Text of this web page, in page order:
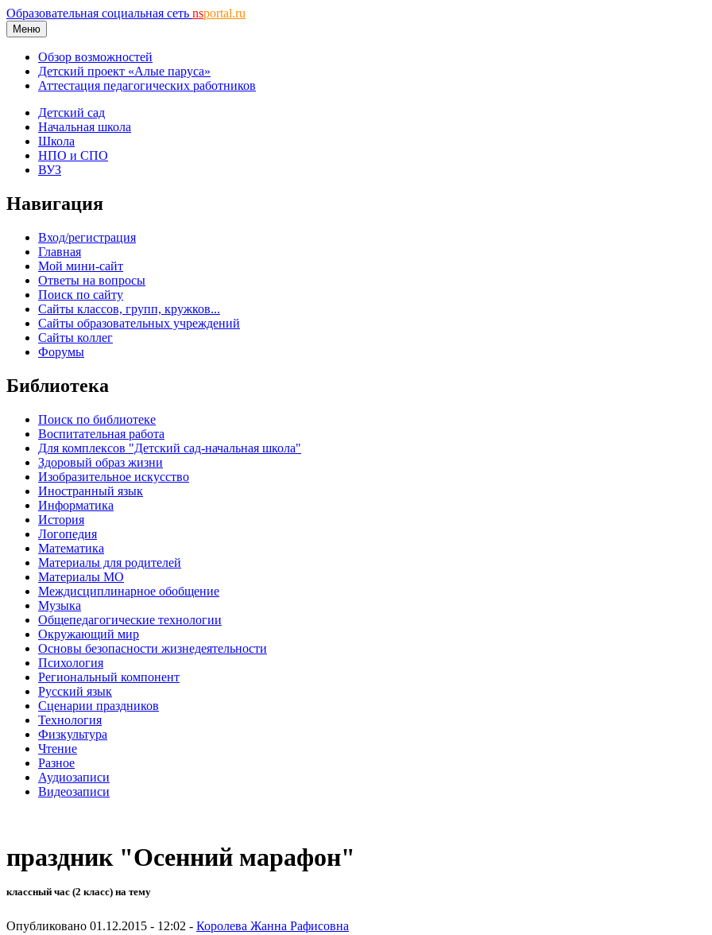
Образовательная социальная сеть nsportal.ru
Меню
Обзор возможностей
Детский проект «Алые паруса»
Аттестация педагогических работников
Детский сад
Начальная школа
Школа
НПО и СПО
ВУЗ
Навигация
Вход/регистрация
Главная
Мой мини-сайт
Ответы на вопросы
Поиск по сайту
Сайты классов, групп, кружков...
Сайты образовательных учреждений
Сайты коллег
Форумы
Библиотека
Поиск по библиотеке
Воспитательная работа
Для комплексов "Детский сад-начальная школа"
Здоровый образ жизни
Изобразительное искусство
Иностранный язык
Информатика
История
Логопедия
Математика
Материалы для родителей
Материалы МО
Междисциплинарное обобщение
Музыка
Общепедагогические технологии
Окружающий мир
Основы безопасности жизнедеятельности
Психология
Региональный компонент
Русский язык
Сценарии праздников
Технология
Физкультура
Чтение
Разное
Аудиозаписи
Видеозаписи
праздник "Осенний марафон"
классный час (2 класс) на тему
Опубликовано 01.12.2015 - 12:02 - Королева Жанна Рафисовна